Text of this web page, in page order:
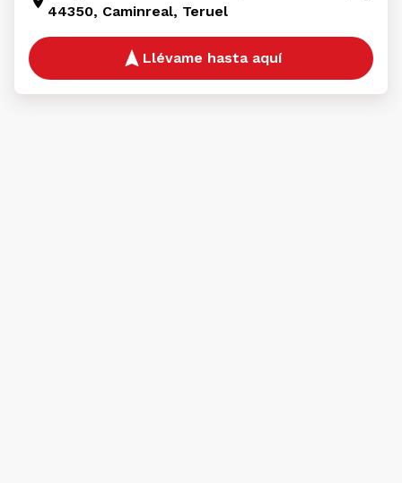
44350, Caminreal, Teruel
Llévame hasta aquí